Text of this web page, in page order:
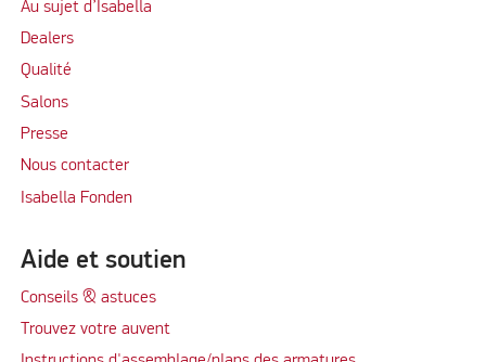
Au sujet d’Isabella
Dealers
Qualité
Salons
Presse
Nous contacter
Isabella Fonden
Aide et soutien
Conseils & astuces
Trouvez votre auvent